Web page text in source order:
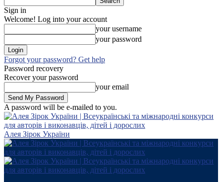
Sign in
Welcome! Log into your account
your username
your password
Forgot your password? Get help
Password recovery
Recover your password
your email
A password will be e-mailed to you.
Алея Зірок України